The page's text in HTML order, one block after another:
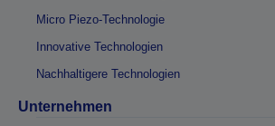
Micro Piezo-Technologie
Innovative Technologien
Nachhaltigere Technologien
Unternehmen